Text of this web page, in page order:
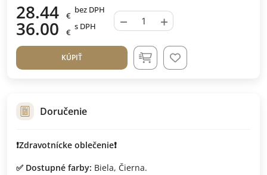
28.44 €
bez DPH
36.00 €
s DPH − +
KÚPIŤ
Doručenie
❗️Zdravotnícke oblečenie❗️
✅ Dostupné farby: Biela, Čierna.